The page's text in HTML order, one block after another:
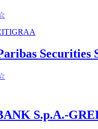
Securities
S.p.A.-